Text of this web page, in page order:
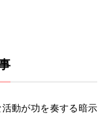
動が功を奏する暗示